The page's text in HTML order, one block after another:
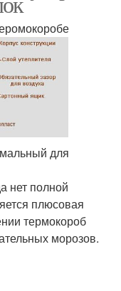
для
нет полной
плюсовая
термокороб
морозов.